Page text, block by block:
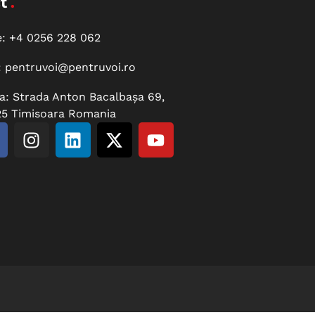
+4 0256 228 062
pentruvoi@pentruvoi.ro
Strada Anton Bacalbașa 69,
Timisoara Romania